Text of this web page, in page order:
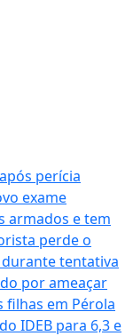
perícia
exame
armados e tem
perde o
tentativa
por ameaçar
filhas em Pérola
IDEB para 6,3 e